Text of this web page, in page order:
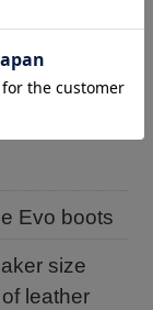
Evo boots
size
leather